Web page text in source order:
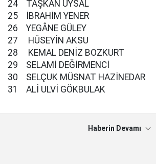
24 TAŞKAN UYSAL
25 İBRAHİM YENER
26 YEGÂNE GÜLEY
27 HÜSEYİN
28 KEMAL DENİZ BOZKURT
29 SELAMİ DEĞİRMENCİ
30 SELÇUK MÜSNAT HAZİNEDAR
31 ALİ ULVİ GÖKBULAK
Haberin Devamı